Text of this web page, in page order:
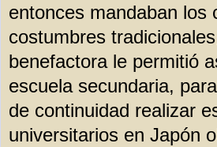
entonces mandaban los
costumbres
benefactora le permitió
escuela secundaria,
de continuidad realizar
universitarios en Japón